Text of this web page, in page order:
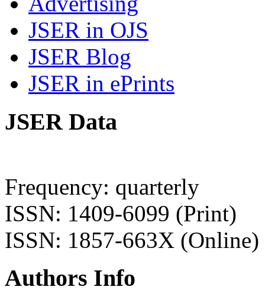
JSER in OJS
JSER Blog
JSER in ePrints
JSER Data
Frequency: quarterly
ISSN: 1409-6099 (Print)
ISSN: 1857-663X (Online)
Authors Info